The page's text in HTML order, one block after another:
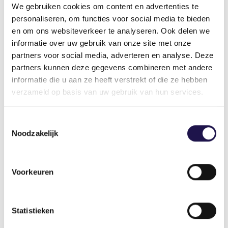
We gebruiken cookies om content en advertenties te
personaliseren, om functies voor social media te bieden
en om ons websiteverkeer te analyseren. Ook delen we
informatie over uw gebruik van onze site met onze
partners voor social media, adverteren en analyse. Deze
partners kunnen deze gegevens combineren met andere
informatie die u aan ze heeft verstrekt of die ze hebben
verzameld op basis van uw gebruik van hun services.
Noodzakelijk
Voorkeuren
Statistieken
Voorzitter
Deel dit artikel